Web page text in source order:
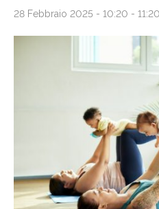
28 Febbraio 2025 - 10:20 - 11:20